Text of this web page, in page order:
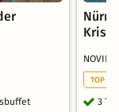
TOP
3